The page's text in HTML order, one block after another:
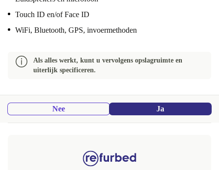
Touch ID en/of Face ID
WiFi, Bluetooth, GPS, invoermethoden
Als alles werkt, kunt u vervolgens opslagruimte en
uiterlijk specificeren.
Nee Ja